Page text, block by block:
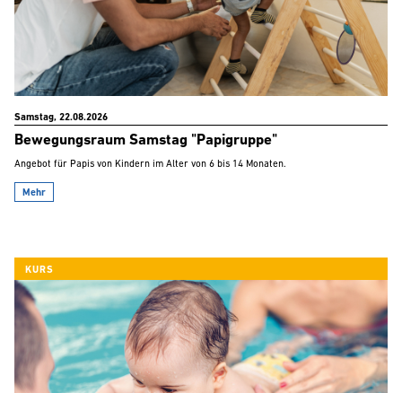
Samstag, 22.08.2026
Bewegungsraum Samstag "Papigruppe"
Angebot für Papis von Kindern im Alter von 6 bis 14 Monaten.
Mehr
KURS